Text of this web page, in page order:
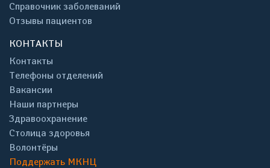
Справочник заболеваний
Отзывы пациентов
КОНТАКТЫ
Контакты
Телефоны отделений
Вакансии
Наши партнеры
Здравоохранение
Столица здоровья
Волонтёры
Поддержать МКНЦ